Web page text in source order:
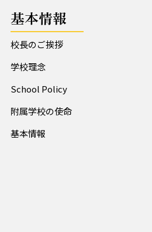
基本情報
校長のご挨拶
学校理念
School Policy
附属学校の使命
基本情報